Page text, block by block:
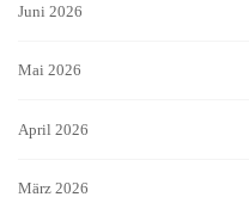
Juni 2026
Mai 2026
April 2026
März 2026